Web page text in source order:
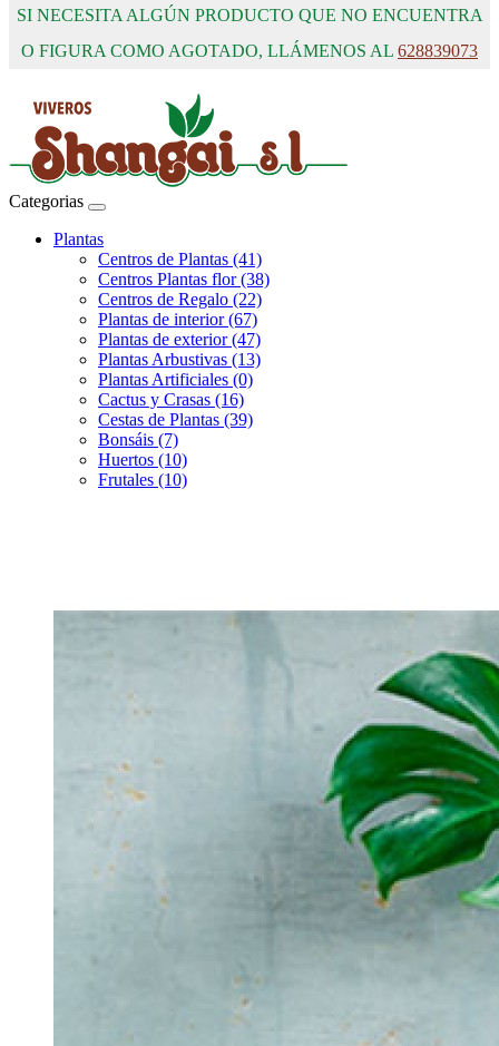
SI NECESITA ALGÚN PRODUCTO QUE NO ENCUENTRA
O FIGURA COMO AGOTADO, LLÁMENOS AL 628839073
Categorias
Plantas
Centros de Plantas (41)
Centros Plantas flor (38)
Centros de Regalo (22)
Plantas de interior (67)
Plantas de exterior (47)
Plantas Arbustivas (13)
Plantas Artificiales (0)
Cactus y Crasas (16)
Cestas de Plantas (39)
Bonsáis (7)
Huertos (10)
Frutales (10)